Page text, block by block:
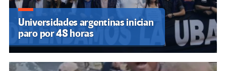
Universidades argentinas inician
paro por 48 horas